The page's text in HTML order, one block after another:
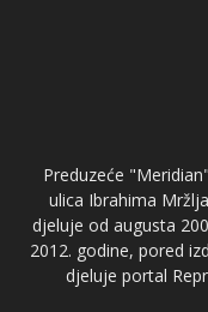
Preduzeće
ulica Ibrahima
djeluje od augusta
2012. godine, pored
djeluje portal